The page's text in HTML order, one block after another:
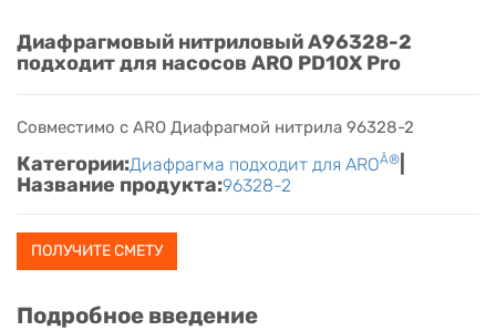
Диафрагмовый нитриловый A96328-2
подходит для насосов ARO PD10X Pro
Совместимо с ARO Диафрагмой нитрила 96328-2
Категории:Диафрагма подходит для AROÂ®
Название продукта:96328-2
ПОЛУЧИТЕ СМЕТУ
Подробное введение